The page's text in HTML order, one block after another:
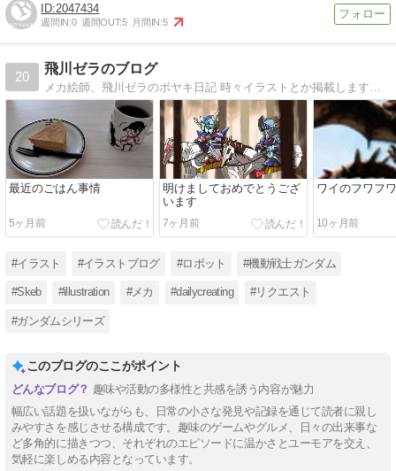
2047434
週間IN:0 週間OUT:5 月間IN:5
20
飛川ゼラのブログ
メカ絵師、飛川ゼラのボヤキ日記 時々イラストとか掲載します。 ゲームのこともぼやいたり。 絵師だからといっても毎日描いたりはしないわけで。 何かしらの日常を送ってます。リクエストも受けてます！
最近のごはん事情
5ヶ月前
明けましておめでとうござ
います
7ヶ月前
ワイのフワフ
10ヶ月前
#イラスト #イラストブログ #ロボット #機動戦士ガンダム
#Skeb #illustration #メカ #dailycreating #リクエスト
#ガンダムシリーズ
このブログのここがポイント
趣味や活動の多様性と共感を誘う内容が魅力
幅広い話題を扱いながらも、日常の小さな発見や記録を通じて読者に親し
みやすさを感じさせる構成です。趣味のゲームやグルメ、日々の出来事な
ど多角的に描きつつ、それぞれのエピソードに温かさとユーモアを交え、
気軽に楽しめる内容となっています。